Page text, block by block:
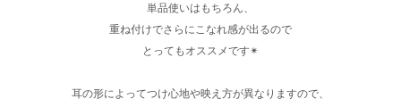
単品使いはもちろん、
重ね付けでさらにこなれ感が出るので
とってもオススメです✴︎
耳の形によってつけ心地や映え方が異なりますので、